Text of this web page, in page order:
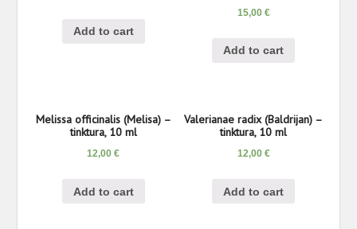
Add to cart
15,00 €
Add to cart
Melissa officinalis (Melisa) –
tinktura, 10 ml
12,00€
Add to cart
Valerianae radix (Baldrijan) –
tinktura, 10 ml
12,00 €
Add to cart